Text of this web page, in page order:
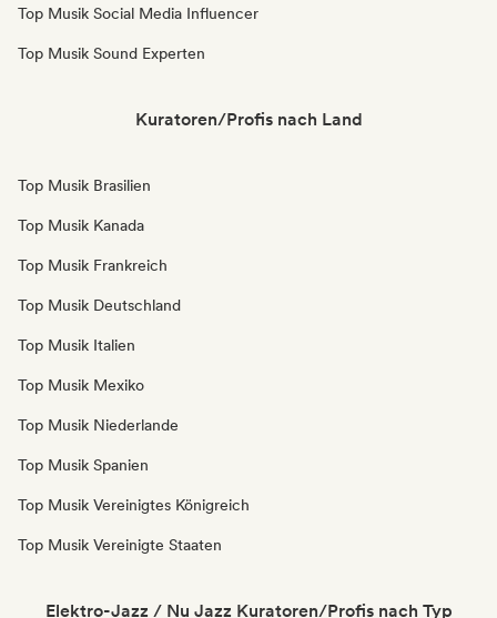
Top Musik Social Media Influencer
Top Musik Sound Experten
Kuratoren/Profis nach Land
Top Musik Brasilien
Top Musik Kanada
Top Musik Frankreich
Top Musik Deutschland
Top Musik Italien
Top Musik Mexiko
Top Musik Niederlande
Top Musik Spanien
Top Musik Vereinigtes Königreich
Top Musik Vereinigte Staaten
Elektro-Jazz / Nu Jazz Kuratoren/Profis nach Typ